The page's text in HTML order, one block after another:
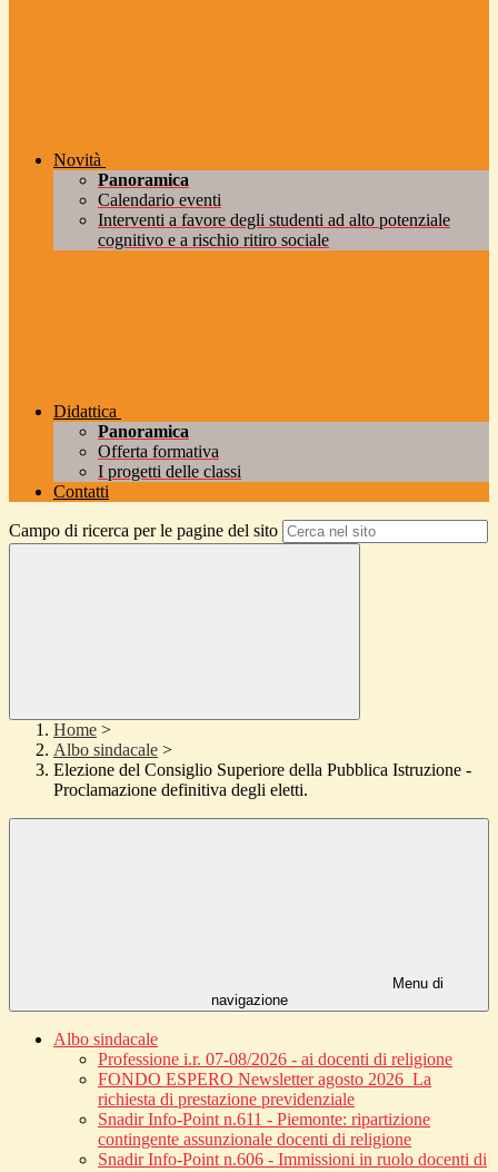
Novità
Panoramica
Calendario eventi
Interventi a favore degli studenti ad alto potenziale
cognitivo e a rischio ritiro sociale
Didattica
Panoramica
Offerta formativa
I progetti delle classi
Contatti
Campo di ricerca per le pagine del sito
Home >
Albo sindacale >
Elezione del Consiglio Superiore della Pubblica Istruzione -
Proclamazione definitiva degli eletti.
Menu di
navigazione
Albo sindacale
Professione i.r. 07-08/2026 - ai docenti di religione
FONDO ESPERO Newsletter agosto 2026_La
richiesta di prestazione previdenziale
Snadir Info-Point n.611 - Piemonte: ripartizione
contingente assunzionale docenti di religione
Snadir Info-Point n.606 - Immissioni in ruolo docenti di